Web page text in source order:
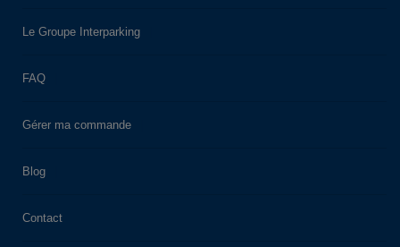
Le Groupe Interparking
FAQ
Gérer ma commande
Blog
Contact